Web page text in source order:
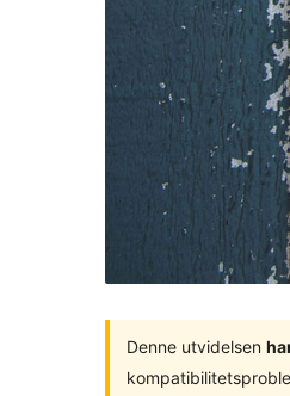
Denne utvidelsen